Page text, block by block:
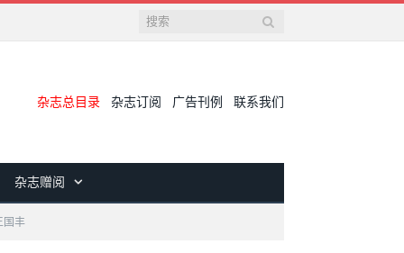
杂志总目录 杂志订阅 广告刊例 联系我们
杂志赠阅
国丰